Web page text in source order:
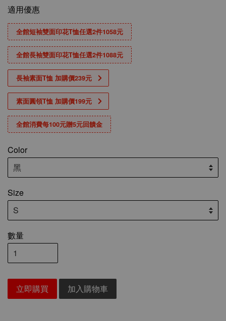
適用優惠
全館短袖雙面印花T恤任選2件1058元
全館長袖雙面印花T恤任選2件1088元
長袖素面T恤 加購價239元
素面圓領T恤 加購價199元
全館消費每100元贈5元回饋金
Color
Size
數量
立即購買 加入購物車